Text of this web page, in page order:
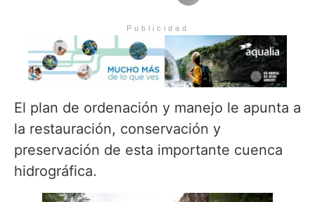
Publicidad
El plan de ordenación y manejo le apunta a
la restauración, conservación y
preservación de esta importante cuenca
hidrográfica.